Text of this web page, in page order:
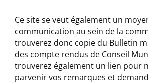
Ce site se veut également un
communication au sein de la
trouverez donc copie du Bulletin
des compte rendus de Conseil
trouverez également un lien pour
parvenir vos remarques et